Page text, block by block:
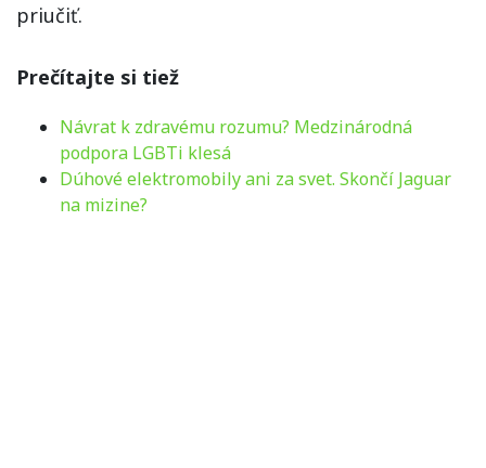
priučiť.
Prečítajte si tiež
Návrat k zdravému rozumu? Medzinárodná
podpora LGBTi klesá
Dúhové elektromobily ani za svet. Skončí Jaguar
na mizine?